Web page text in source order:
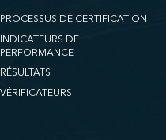
PROCESSUS DE CERTIFICATION
INDICATEURS DE
PERFORMANCE
RÉSULTATS
VÉRIFICATEURS